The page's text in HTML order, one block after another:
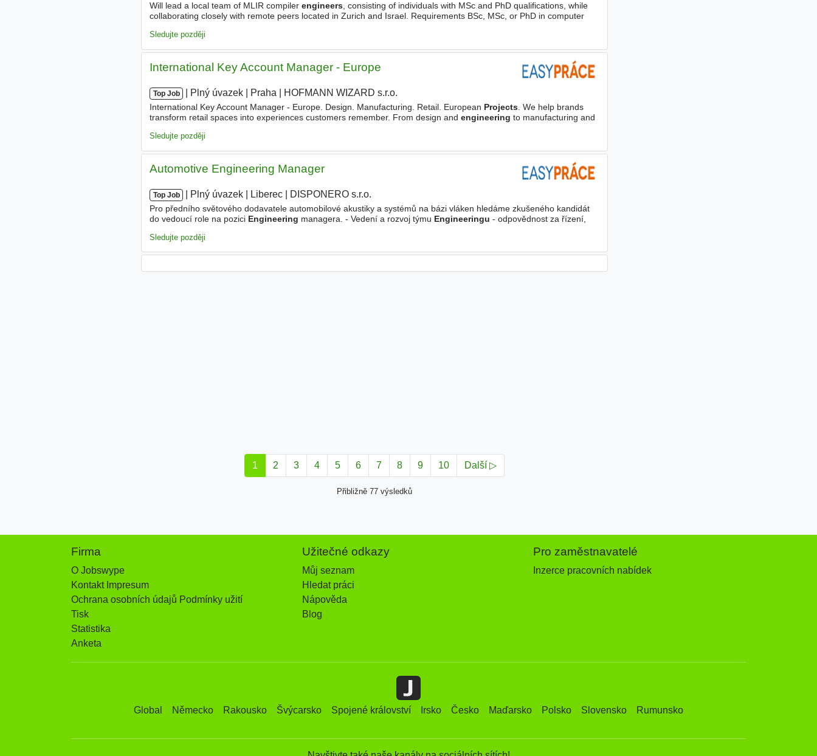
Will lead a local team of MLIR compiler engineers, consisting of individuals with MSc and PhD qualifications, while
collaborating closely with remote peers located in Zurich and Israel. Requirements BSc, MSc, or PhD in computer
Sledujte později
International Key Account Manager - Europe
Top Job Plný úvazek Praha HOFMANN WIZARD s.r.o.
International Key Account Manager - Europe. Design. Manufacturing. Retail. European Projects. We help brands
transform retail spaces into experiences customers remember. From design and engineering to manufacturing and
Sledujte později
Automotive Engineering Manager
Top Job Plný úvazek Liberec DISPONERO s.r.o.
Pro předního světového dodavatele automobilové akustiky a systémů na bázi vláken hledáme zkušeného kandidát
do vedoucí role na pozici Engineering managera. - Vedení a rozvoj týmu Engineeringu - odpovědnost za řízení,
Sledujte později
1 2 3 4 5 6 7 8 9 10 Další ▷
Přibližně 77 výsledků
Firma
O Jobswype
Kontakt Impresum
Ochrana osobních údajů Podmínky užití
Tisk
Statistika
Anketa
Užitečné odkazy
Můj seznam
Hledat práci
Nápověda
Blog
Pro zaměstnavatelé
Inzerce pracovních nabídek
Global Německo Rakousko Švýcarsko Spojené království Irsko Česko Maďarsko Polsko Slovensko Rumunsko